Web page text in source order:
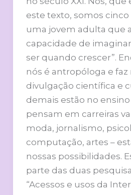
este texto, somos
uma jovem adulta que
capacidade de
ser quando crescer”.
nós é antropóloga e
divulgação científica e
demais estão no
pensam em carreiras
moda, jornalismo,
computação, artes –
nossas possibilidades.
parte das duas
“Acessos e usos da